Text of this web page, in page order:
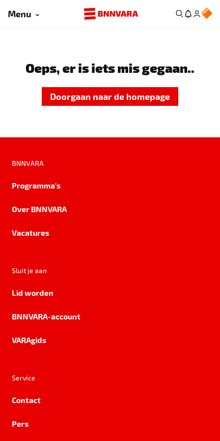
Menu
Oeps, er is iets mis gegaan..
Doorgaan naar de homepage
BNNVARA
Programma's
Over BNNVARA
Vacatures
Sluit je aan
Lid worden
BNNVARA-account
VARAgids
Service
Contact
Pers